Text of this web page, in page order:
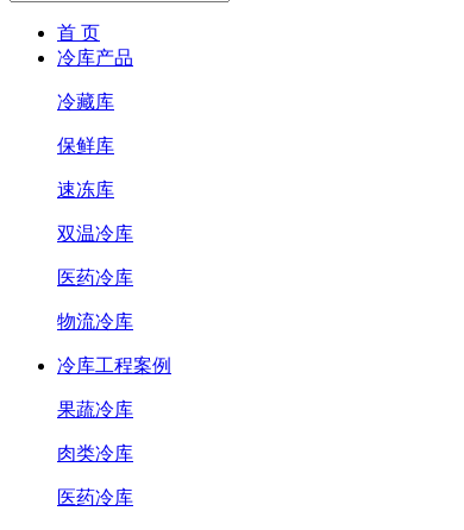
首 页
冷库产品
冷藏库
保鲜库
速冻库
双温冷库
医药冷库
物流冷库
冷库工程案例
果蔬冷库
肉类冷库
医药冷库